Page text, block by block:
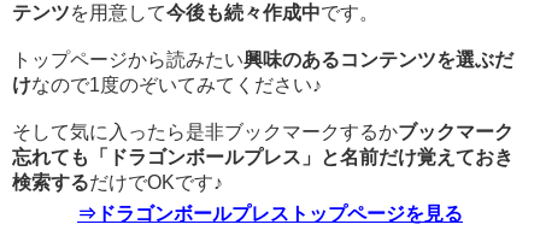
テンツを用意して今後も続々作成中です。
トップページから読みたい興味のあるコンテンツを選ぶだ
けなので1度のぞいてみてください♪
そして気に入ったら是非ブックマークするかブックマーク
忘れても「ドラゴンボールプレス」と名前だけ覚えておき
検索するだけでOKです♪
⇒ドラゴンボールプレストップページを見る